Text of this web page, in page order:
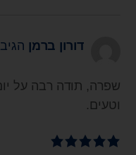
דורון ברמן
שפרה, תודה רבה על
וטעים.